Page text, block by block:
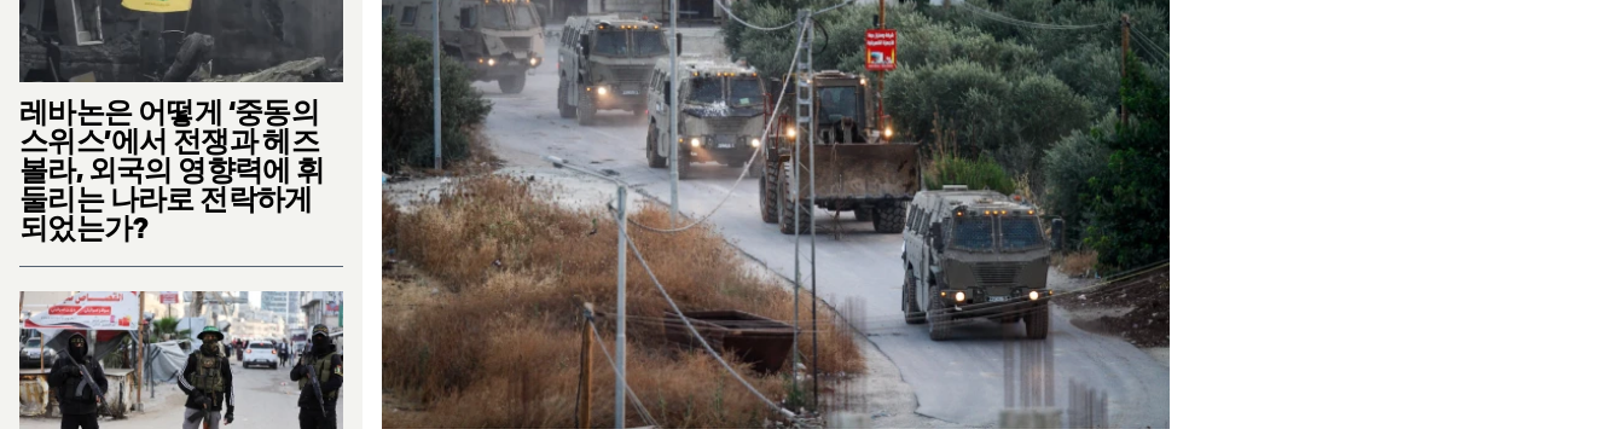
레바논은 어떻게 ‘중동의
스위스’에서 전쟁과 헤즈
볼라, 외국의 영향력에 휘
둘리는 나라로 전락하게
되었는가?